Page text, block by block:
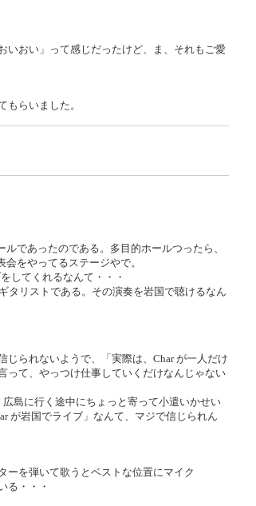
いおい」って感じだったけど、ま、それもご愛
らいました。
であったのである。多目的ホールつったら、
をやってるステージやで。
してくれるなんて・・・
タリストである。その演奏を岩国で聴けるなん
られないようで、「実際は、Char が一人だけ
って、やっつけ仕事していくだけなんじゃない
島に行く途中にちょっと寄って小遣いかせい
が岩国でライブ」なんて、マジで信じられん
ーを弾いて歌うとベストな位置にマイク
る・・・